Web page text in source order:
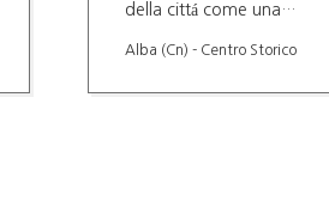
della cittá come una
novitá in programma.
Alba (Cn) - Centro Storico